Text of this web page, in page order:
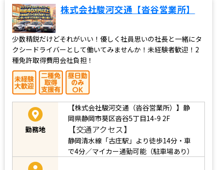
株式会社駿河交通【沓谷営業所】
少数精鋭だけどそれがいい！優しく社員思いの社長と一緒にタ
クシードライバーとして働いてみませんか！未経験者歓迎！2
種免許取得費用会社負担！
勤務地
【株式会社駿河交通（沓谷営業所）】静
岡県静岡市葵区沓谷5丁目14-9 2F
【交通アクセス】
静岡清水線「古庄駅」より徒歩14分・車
で4分／マイカー通勤可能（駐車場あり）